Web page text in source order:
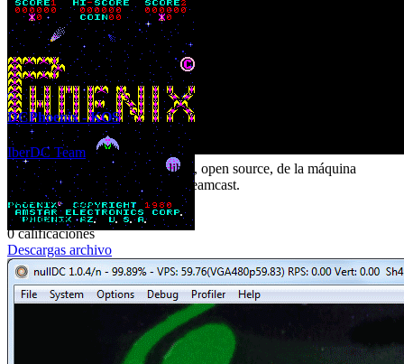
DCPhoenix - KOS
IberDC Team
DCPhoenix es un emulador libre, open source, de la máquina
Arcade Phoenix para la Sega Dreamcast.
1644 descargas
0 comentarios
0 calificaciones
Descargas archivo